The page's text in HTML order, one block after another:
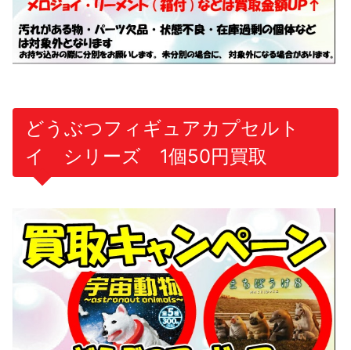
どうぶつフィギュアカプセルト
イ シリーズ 1個50円買取